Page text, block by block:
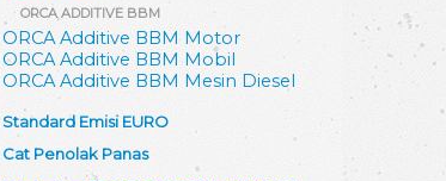
ORCA ADDITIVE BBM
ORCA Additive BBM Motor
ORCA Additive BBM Mobil
ORCA Additive BBM Mesin Diesel
Standard Emisi EURO
Cat Penolak Panas